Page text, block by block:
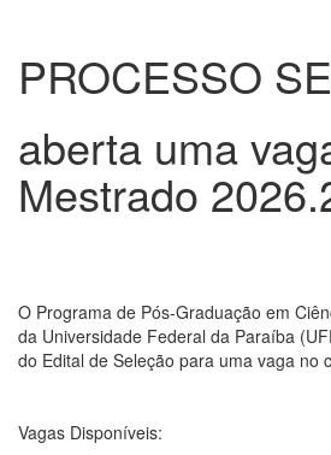
PROCESSO
aberta uma
Mestrado
O Programa de Pós-Graduação em
da Universidade Federal da Paraíba
do Edital de Seleção para uma vaga no
Vagas Disponíveis: